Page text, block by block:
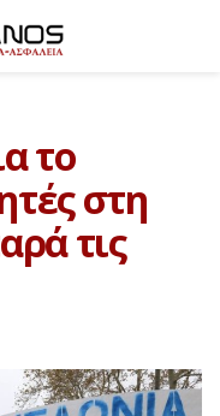
το
στη
τις